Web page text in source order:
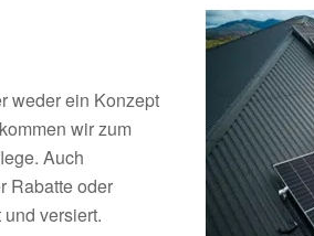
weder ein Konzept
wir zum
Auch
Rabatte oder
versiert.